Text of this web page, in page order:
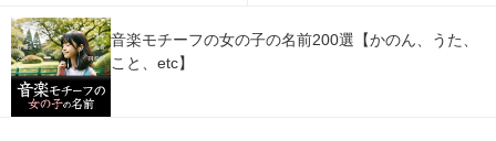
音楽モチーフの女の子の名前200選【かのん、うた、
こと、etc】